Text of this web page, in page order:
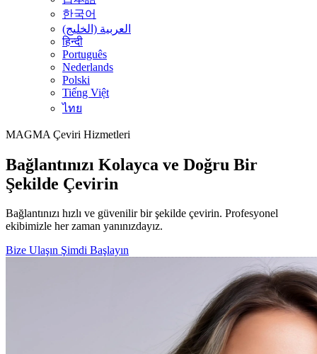
한국어
العربية (الخليج)
हिन्दी
Português
Nederlands
Polski
Tiếng Việt
ไทย
MAGMA Çeviri Hizmetleri
Bağlantınızı Kolayca ve Doğru Bir
Şekilde Çevirin
Bağlantınızı hızlı ve güvenilir bir şekilde çevirin. Profesyonel
ekibimizle her zaman yanınızdayız.
Bize Ulaşın Şimdi Başlayın